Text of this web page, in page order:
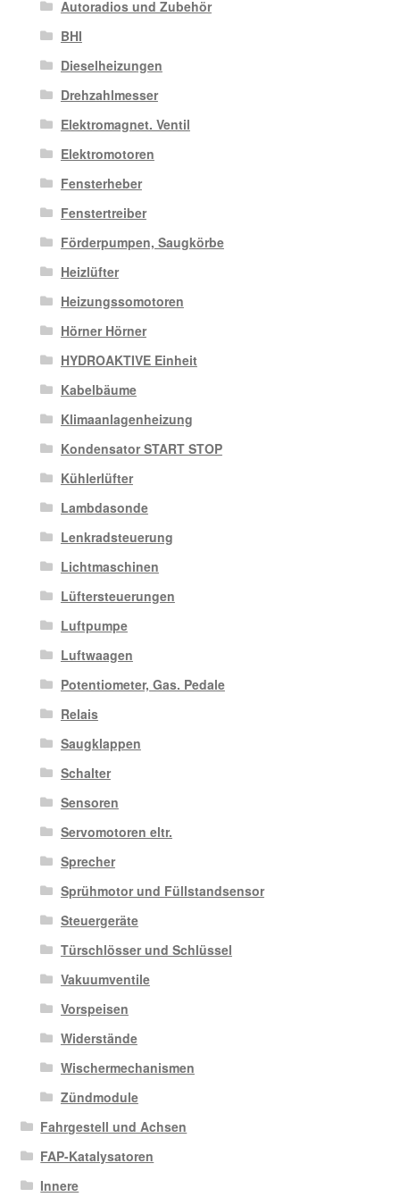
Autoradios und Zubehör
BHI
Dieselheizungen
Drehzahlmesser
Elektromagnet. Ventil
Elektromotoren
Fensterheber
Fenstertreiber
Förderpumpen, Saugkörbe
Heizlüfter
Heizungssomotoren
Hörner Hörner
HYDROAKTIVE Einheit
Kabelbäume
Klimaanlagenheizung
Kondensator START STOP
Kühlerlüfter
Lambdasonde
Lenkradsteuerung
Lichtmaschinen
Lüftersteuerungen
Luftpumpe
Luftwaagen
Potentiometer, Gas. Pedale
Relais
Saugklappen
Schalter
Sensoren
Servomotoren eltr.
Sprecher
Sprühmotor und Füllstandsensor
Steuergeräte
Türschlösser und Schlüssel
Vakuumventile
Vorspeisen
Widerstände
Wischermechanismen
Zündmodule
Fahrgestell und Achsen
FAP-Katalysatoren
Innere